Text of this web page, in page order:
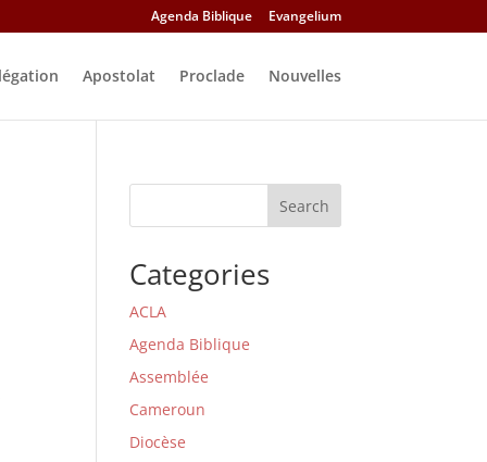
Agenda Biblique Evangelium
Apostolat Proclade Nouvelles
Search
Categories
ACLA
Agenda Biblique
Assemblée
Cameroun
Diocèse